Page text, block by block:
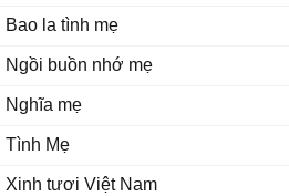
Bao la tình mẹ
Ngồi buồn nhớ mẹ
Nghĩa mẹ
Tình Mẹ
Xinh tươi Việt Nam